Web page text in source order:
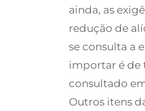
ainda, as
redução de
se consulta a
importar é de
consultado
Outros itens